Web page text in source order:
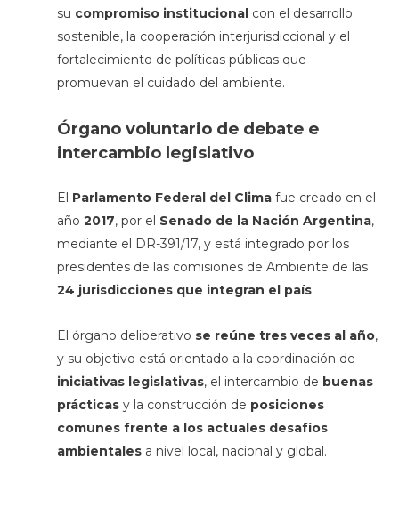
su compromiso institucionalcon el desarrollo
sostenible, la cooperación interjurisdiccional y el
fortalecimiento de políticas públicas que
promuevan el cuidado del ambiente.
Órgano voluntario de debate e
intercambio legislativo
El Parlamento Federal del Climafue creado en el
año 2017, por el Senado de la Nación Argentina,
mediante el DR-391/17, y está integrado por los
presidentes de las comisiones de Ambiente de las
24 jurisdicciones que integran el país.
El órgano deliberativo se reúne tres veces al año,
y su objetivo está orientado a la coordinación de
iniciativas legislativas, el intercambio de buenas
prácticasy la construcción de posiciones
comunes frente a los actuales desafíos
ambientalesa nivel local, nacional y global.